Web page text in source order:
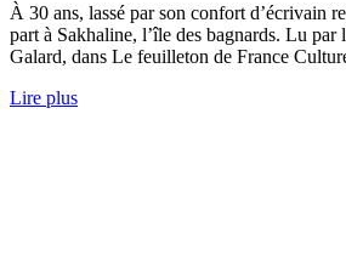
À 30 ans, lassé par son confort d’écrivain
part à Sakhaline, l’île des bagnards. Lu
Galard, dans Le feuilleton de France
Lire plus